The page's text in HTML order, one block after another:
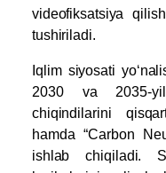
videofiksatsiya
tushiriladi.
Iqlim siyosati
2030 va 2035-
chiqindilarini
hamda “Carbon
ishlab chiqiladi.